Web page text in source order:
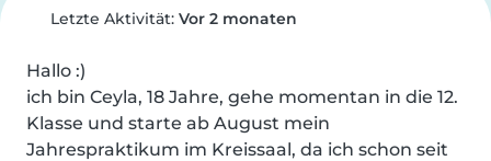
Letzte Aktivität: Vor 2 monaten
Hallo :)
ich bin Ceyla, 18 Jahre, gehe momentan in die 12.
Klasse und starte ab August mein
Jahrespraktikum im Kreissaal, da ich schon seit